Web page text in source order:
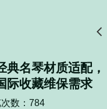
󰊒
名琴材质适配，
际收藏维保需求
数：784